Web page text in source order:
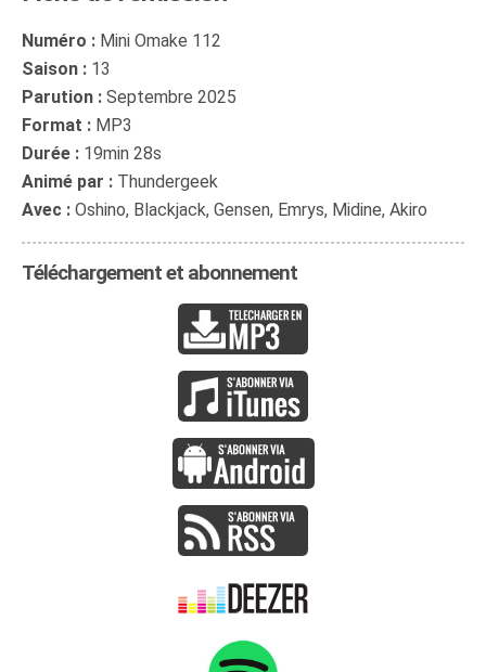
Numéro : Mini Omake 112
Saison : 13
Parution : Septembre 2025
Format : MP3
Durée : 19min 28s
Animé par : Thundergeek
Avec : Oshino, Blackjack, Gensen, Emrys, Midine, Akiro
Téléchargement et abonnement